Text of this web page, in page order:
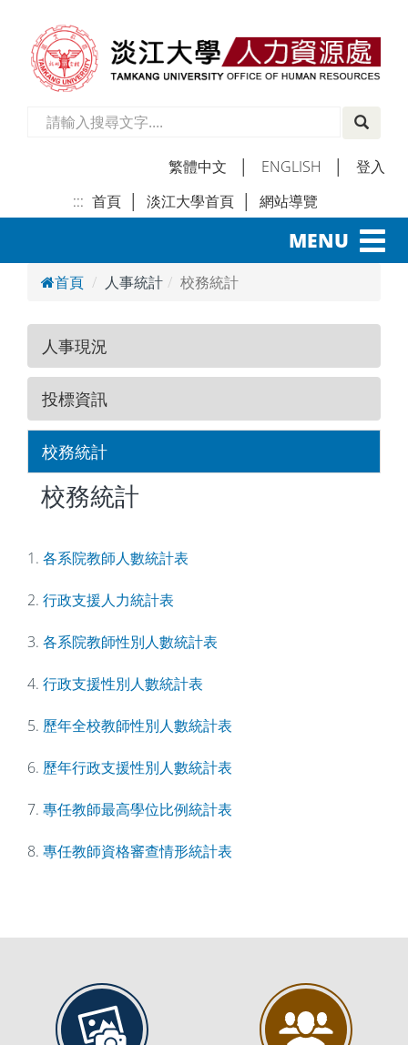
繁體中文 ENGLISH
登入
::: 首頁 淡江大學首頁 網站導覽
MENU
首頁 人事統計 校務統計
人事現況
投標資訊
校務統計
校務統計
1. 各系院教師人數統計表
2. 行政支援人力統計表
3. 各系院教師性別人數統計表
4. 行政支援性別人數統計表
5. 歷年全校教師性別人數統計表
6. 歷年行政支援性別人數統計表
7. 專任教師最高學位比例統計表
8. 專任教師資格審查情形統計表